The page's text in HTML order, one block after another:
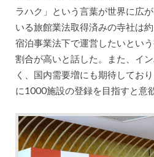
ラハク」という言葉が世界に広
いる旅館業法取得済みの寺社は
宿泊事業法下で運営したいとい
割合が高いと話した。また、イ
く、国内需要増にも期待してお
に1000施設の登録を目指すと意